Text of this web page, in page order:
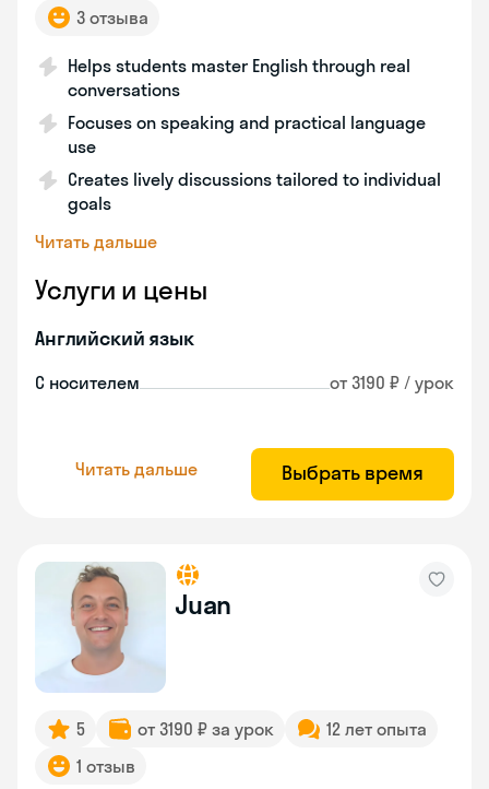
3 отзыва
Helps students master English through real
conversations
Focuses on speaking and practical language
use
Creates lively discussions tailored to individual
goals
Читать дальше
Услуги и цены
Английский язык
С носителем от 3190 ₽ / урок
Читать дальше Выбрать время
Juan
5 от 3190 ₽ за урок
12 лет опыта
1 отзыв